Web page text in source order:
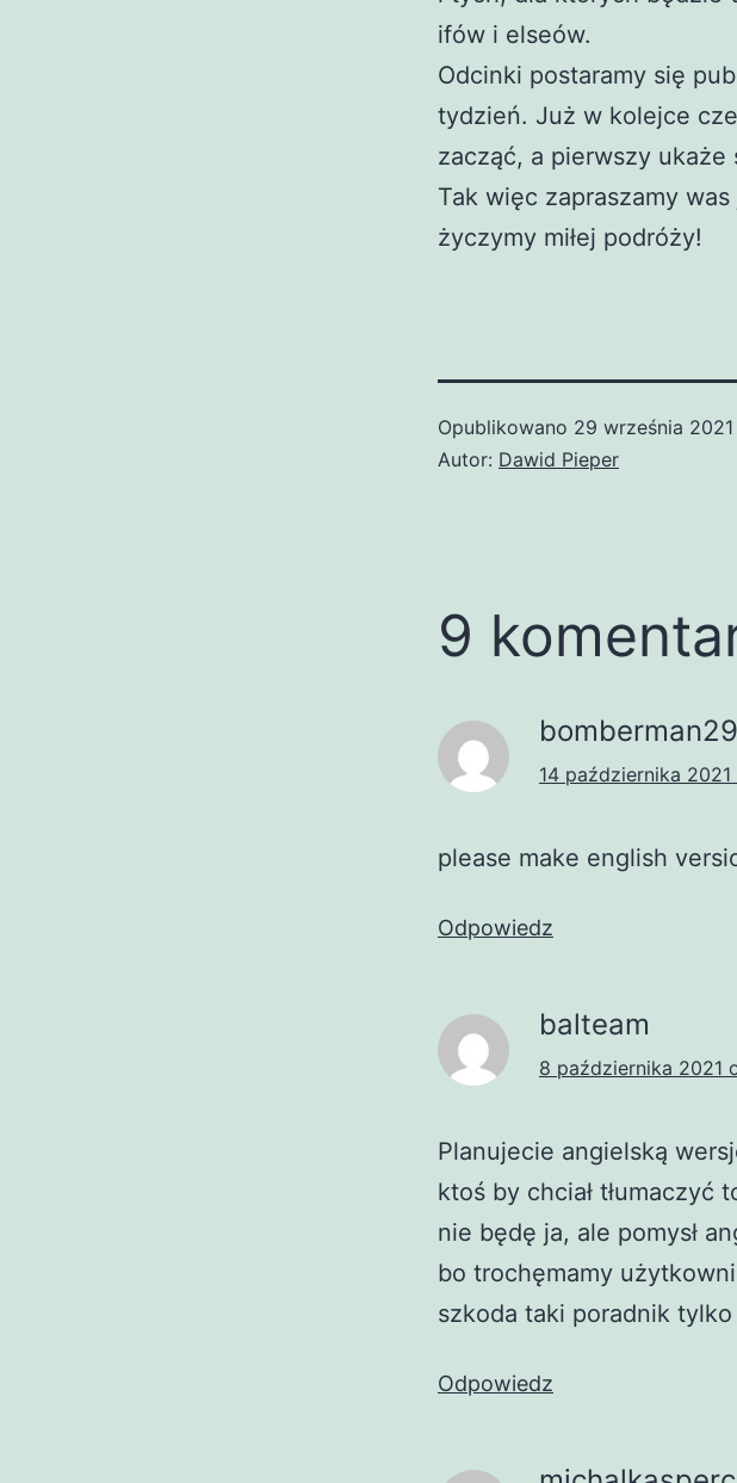
ifów i elseów.
Odcinki postaramy się
tydzień. Już w kolejce
zacząć, a pierwszy ukaże
Tak więc zapraszamy
życzymy miłej podróży!
Opublikowano 29 września 2021
Autor: Dawid Pieper
9
bomberman29
14 października
please make english
Odpowiedz
balteam
8 października 2021
Planujecie angielską
ktoś by chciał tłumaczyć
nie będę ja, ale pomysł
bo trochęmamy
szkoda taki poradnik
Odpowiedz